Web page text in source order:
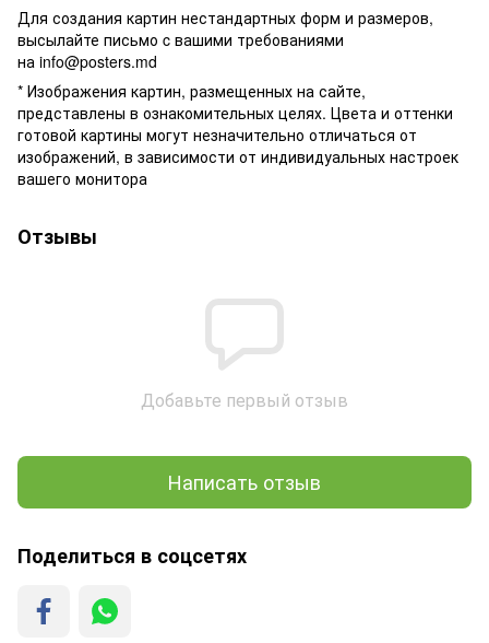
Для создания картин нестандартных форм и размеров,
высылайте письмо c вашими требованиями
на info@posters.md
* Изображения картин, размещенных на сайте,
представлены в ознакомительных целях. Цвета и оттенки
готовой картины могут незначительно отличаться от
изображений, в зависимости от индивидуальных настроек
вашего монитора
Отзывы
Добавьте первый отзыв
Написать отзыв
Поделиться в соцсетях